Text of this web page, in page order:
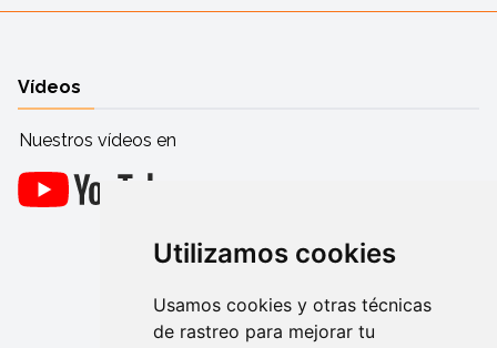
Utilizamos cookies
Usamos cookies y otras técnicas
de rastreo para mejorar tu
Vídeos
Nuestros vídeos en